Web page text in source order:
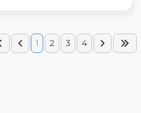
1 2 3 4